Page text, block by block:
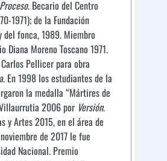
Proceso. Becario del Centro
1971); de la Fundación
del fonca, 1989. Miembro
Diana Moreno Toscano 1971.
Pellicer para obra
. En 1998 los estudiantes de la
la medalla “Mártires de
2006 por Versión.
y Artes 2015, en el área de
de 2017 le fue
Nacional. Premio